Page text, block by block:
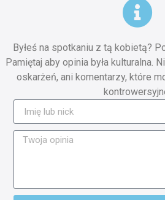
Byłeś na spotkaniu z tą kobietą?
Pamiętaj aby opinia była kulturalna.
oskarżeń, ani komentarzy, które